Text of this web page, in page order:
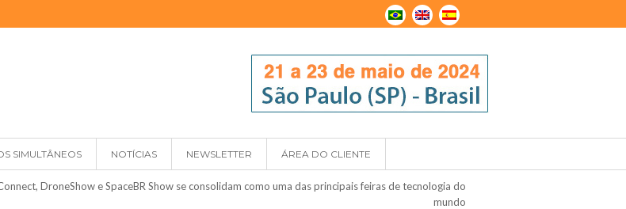
SIMULTÂNEOS NOTÍCIAS NEWSLETTER ÁREA DO CLIENTE
DroneShow e SpaceBR Show se consolidam como uma das principais feiras de tecnologia do
mundo